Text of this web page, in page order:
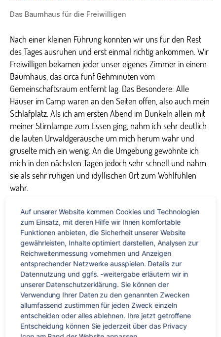
Das Baumhaus für die Freiwilligen
Nach einer kleinen Führung konnten wir uns für den Rest
des Tages ausruhen und erst einmal richtig ankommen. Wir
Freiwilligen bekamen jeder unser eigenes Zimmer in einem
Baumhaus, das circa fünf Gehminuten vom
Gemeinschaftsraum entfernt lag. Das Besondere: Alle
Häuser im Camp waren an den Seiten offen, also auch mein
Schlafplatz. Als ich am ersten Abend im Dunkeln allein mit
meiner Stirnlampe zum Essen ging, nahm ich sehr deutlich
die lauten Urwaldgeräusche um mich herum wahr und
gruselte mich ein wenig. An die Umgebung gewöhnte ich
mich in den nächsten Tagen jedoch sehr schnell und nahm
sie als sehr ruhigen und idyllischen Ort zum Wohlfühlen
wahr.
Meine alltäglichen Aufgaben
In den nächsten zwei Monaten lernte ich den Regenwald in
all seinen Facetten kennen. Meistens arbeitete ich im Garten,
wo ich gemeinsam mit anderen Freiwilligen Peperoni,
Gurken, Ananas und vieles mehr anpflanzte. Außerdem
half ich einige Tage auf einer Bambusplantage aus und
lernte, wie der Rohstoff optimal genutzt werden kann.
Freitagnachmittags waren wir oft auf dem Feld der
Nachbarn beschäftigt, die eine halbstündige Autofahrt
Auf unserer Website kommen Cookies und Technologien
zum Einsatz, mit deren Hilfe wir Ihnen komfortable
Funktionen anbieten, die Sicherheit unserer Website
gewährleisten, Inhalte optimiert darstellen, Analysen zur
Reichweitenmessung vornehmen und Anzeigen
entsprechender Netzwerke ausspielen. Details zur
Datennutzung und ggfs. -weitergabe erläutern wir in
unserer Datenschutzerklärung. Sie können der
Verwendung Ihrer Daten zu den genannten Zwecken
allumfassend zustimmen für jeden Zweck einzeln
entscheiden oder alles ablehnen. Ihre jetzt getroffene
Entscheidung können Sie jederzeit über das Privacy